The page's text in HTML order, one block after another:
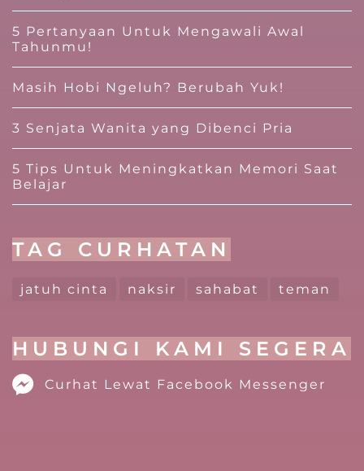
5 Pertanyaan Untuk Mengawali Awal
Tahunmu!
Masih Hobi Ngeluh? Berubah Yuk!
3 Senjata Wanita yang Dibenci Pria
5 Tips Untuk Meningkatkan Memori Saat
Belajar
TAG CURHATAN
jatuh cinta naksir sahabat teman
HUBUNGI KAMI SEGERA
Curhat Lewat Facebook Messenger